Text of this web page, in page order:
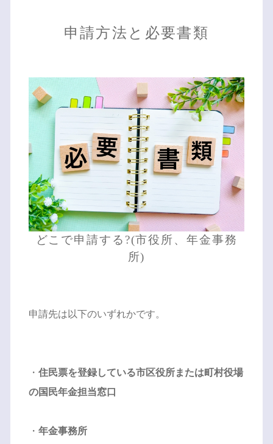
申請方法と必要書類
どこで申請する?(市役所、年金事務
所)
申請先は以下のいずれかです。
・ 住民票を登録している市区役所または町村役場
の国民年金担当窓口
・ 年金事務所